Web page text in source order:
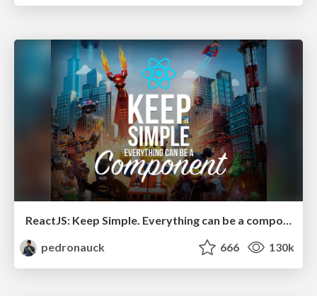
ReactJS: Keep Simple. Everything can be a component!
pedronauck
666 130k